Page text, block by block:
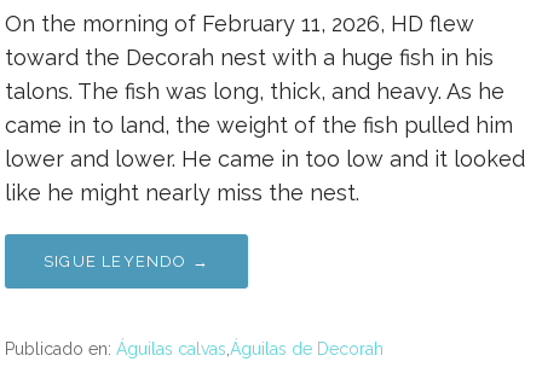
On the morning of February 11, 2026, HD flew
toward the Decorah nest with a huge fish in his
talons. The fish was long, thick, and heavy. As he
came in to land, the weight of the fish pulled him
lower and lower. He came in too low and it looked
like he might nearly miss the nest.
SIGUE LEYENDO →
Publicado en: Águilas calvas Águilas de Decorah